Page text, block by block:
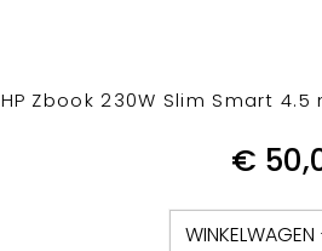
HP Zbook 230W Slim Smart
€
WINKELWAGEN